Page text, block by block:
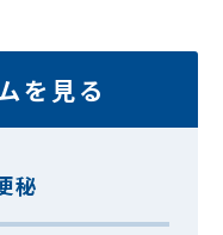
を見る
秘